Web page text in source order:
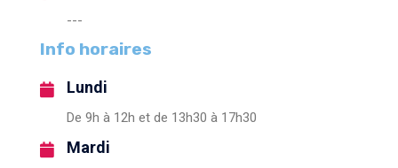
---
Info horaires
Lundi
De 9h à 12h et de 13h30 à 17h30
Mardi